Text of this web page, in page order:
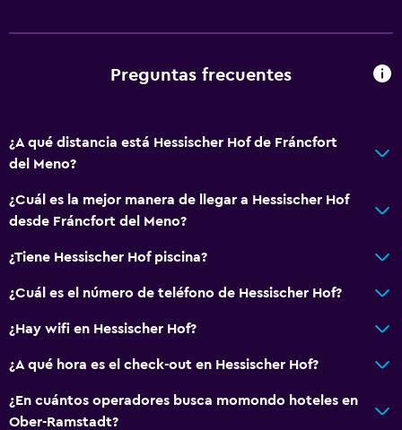
Preguntas frecuentes
¿A qué distancia está Hessischer Hof de Fráncfort
del Meno?
¿Cuál es la mejor manera de llegar a Hessischer Hof
desde Fráncfort del Meno?
¿Tiene Hessischer Hof piscina?
¿Cuál es el número de teléfono de Hessischer Hof?
¿Hay wifi en Hessischer Hof?
¿A qué hora es el check-out en Hessischer Hof?
¿En cuántos operadores busca momondo hoteles en
Ober-Ramstadt?